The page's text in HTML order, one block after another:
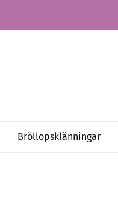
Bröllopsklänningar